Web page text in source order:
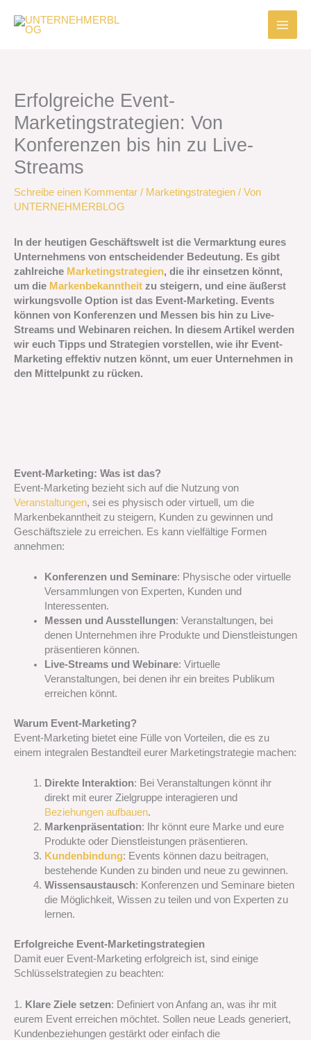
Inhalt
springen
Erfolgreiche Event-
Marketingstrategien: Von
Konferenzen bis hin zu Live-
Streams
Schreibe einen Kommentar / Marketingstrategien / Von
UNTERNEHMERBLOG
In der heutigen Geschäftswelt ist die Vermarktung eures
Unternehmens von entscheidender Bedeutung. Es gibt
zahlreiche Marketingstrategien, die ihr einsetzen könnt,
um die Markenbekanntheit zu steigern, und eine äußerst
wirkungsvolle Option ist das Event-Marketing. Events
können von Konferenzen und Messen bis hin zu Live-
Streams und Webinaren reichen. In diesem Artikel werden
wir euch Tipps und Strategien vorstellen, wie ihr Event-
Marketing effektiv nutzen könnt, um euer Unternehmen in
den Mittelpunkt zu rücken.
Event-Marketing: Was ist das?
Event-Marketing bezieht sich auf die Nutzung von
Veranstaltungen, sei es physisch oder virtuell, um die
Markenbekanntheit zu steigern, Kunden zu gewinnen und
Geschäftsziele zu erreichen. Es kann vielfältige Formen
annehmen:
Konferenzen und Seminare: Physische oder virtuelle
Versammlungen von Experten, Kunden und
Interessenten.
Messen und Ausstellungen: Veranstaltungen, bei
denen Unternehmen ihre Produkte und Dienstleistungen
präsentieren können.
Live-Streams und Webinare: Virtuelle
Veranstaltungen, bei denen ihr ein breites Publikum
erreichen könnt.
Warum Event-Marketing?
Event-Marketing bietet eine Fülle von Vorteilen, die es zu
einem integralen Bestandteil eurer Marketingstrategie machen:
Direkte Interaktion: Bei Veranstaltungen könnt ihr
direkt mit eurer Zielgruppe interagieren und
Beziehungen aufbauen.
Markenpräsentation: Ihr könnt eure Marke und eure
Produkte oder Dienstleistungen präsentieren.
Kundenbindung: Events können dazu beitragen,
bestehende Kunden zu binden und neue zu gewinnen.
Wissensaustausch: Konferenzen und Seminare bieten
die Möglichkeit, Wissen zu teilen und von Experten zu
lernen.
Erfolgreiche Event-Marketingstrategien
Damit euer Event-Marketing erfolgreich ist, sind einige
Schlüsselstrategien zu beachten:
1. Klare Ziele setzen: Definiert von Anfang an, was ihr mit
eurem Event erreichen möchtet. Sollen neue Leads generiert,
Kundenbeziehungen gestärkt oder einfach die